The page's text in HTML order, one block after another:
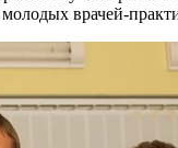
врачей-